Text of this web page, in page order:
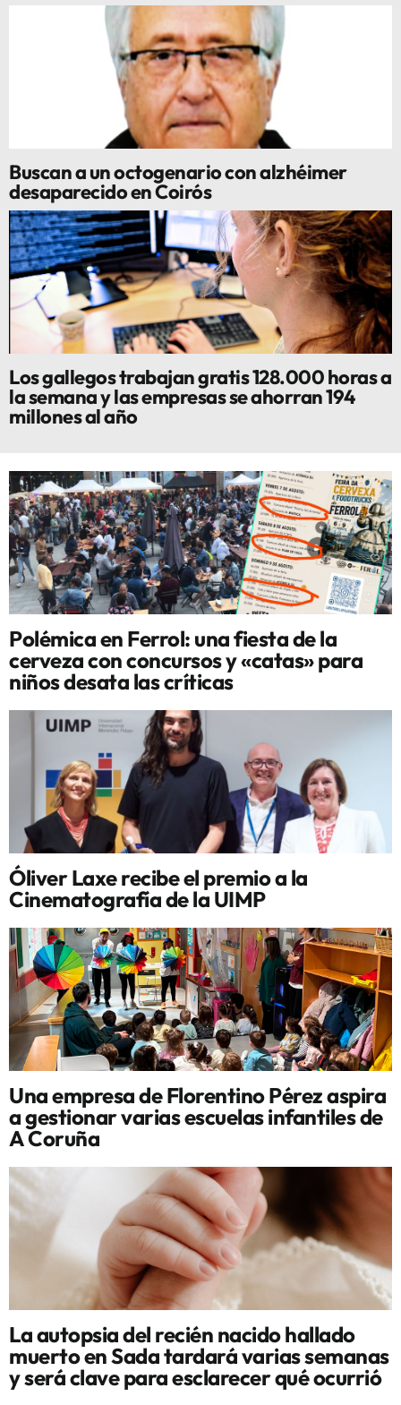
Buscan a un octogenario con alzhéimer
desaparecido en Coirós
Los gallegos trabajan gratis 128.000 horas a
la semana y las empresas se ahorran 194
millones al año
Polémica en Ferrol: una fiesta de la
cerveza con concursos y «catas» para
niños desata las críticas
Óliver Laxe recibe el premio a la
Cinematografía de la UIMP
Una empresa de Florentino Pérez aspira
a gestionar varias escuelas infantiles de
A Coruña
La autopsia del recién nacido hallado
muerto en Sada tardará varias semanas
y será clave para esclarecer qué ocurrió